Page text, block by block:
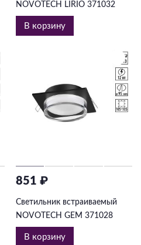
NOVOTECH LIRIO 371032
В корзину
851 ₽
Светильник встраиваемый
NOVOTECH GEM 371028
В корзину